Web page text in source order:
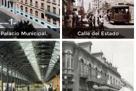
Palacio Municipal. Calle del Estado